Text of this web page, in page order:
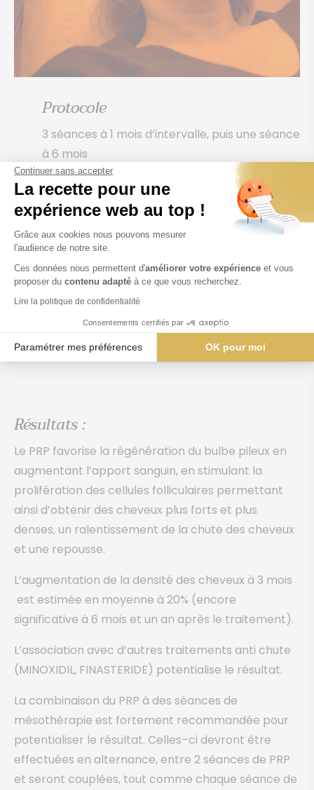
Continuer sans accepter
La recette pour une
expérience web au top !
Grâce aux cookies nous pouvons mesurer
l'audience de notre site.
Ces données nous permettent d'améliorer votre expérience et vous
proposer du contenu adapté à ce que vous recherchez.
Lire la politique de confidentialité
Consentements certifiés par
Paramétrer mes préférences OK pour moi
Protocole
3 séances à 1 mois d’intervalle, puis une séance
à 6 mois
Efficacité après la 3ème séance (à 3 mois)
Indications
Alopécie androgénétique
Chute de cheveux diffuse ou localisée
inexpliquée
(réactionnel après accouchement).
Résultats :
Le PRP favorise la régénération du bulbe pileux en
augmentant l’apport sanguin, en stimulant la
prolifération des cellules folliculaires permettant
ainsi d’obtenir des cheveux plus forts et plus
denses, un ralentissement de la chute des cheveux
et une repousse.
L’augmentation de la densité des cheveux à 3 mois
est estimée en moyenne à 20% (encore
significative à 6 mois et un an après le traitement).
L’association avec d’autres traitements anti chute
(MINOXIDIL, FINASTERIDE) potentialise le résultat.
La combinaison du PRP à des séances de
mésothérapie est fortement recommandée pour
potentialiser le résultat. Celles–ci devront être
effectuées en alternance, entre 2 séances de PRP
et seront couplées, tout comme chaque séance de